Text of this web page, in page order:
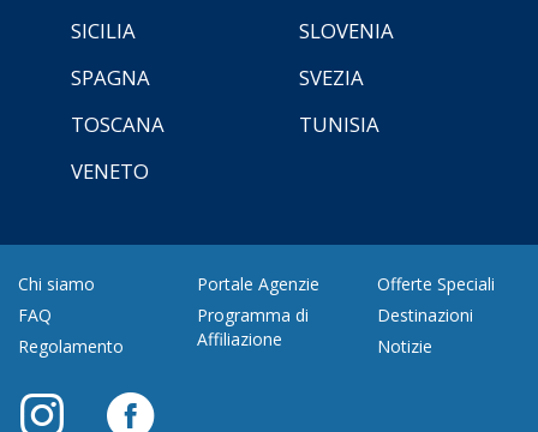
SICILIA
SLOVENIA
SPAGNA
SVEZIA
TOSCANA
TUNISIA
VENETO
Chi siamo
FAQ
Regolamento
Portale Agenzie
Programma di
Affiliazione
Offerte Speciali
Destinazioni
Notizie